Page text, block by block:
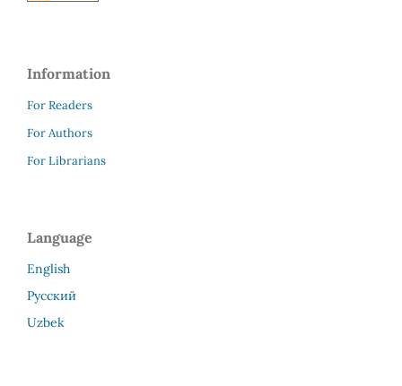
Information
For Readers
For Authors
For Librarians
Language
English
Русский
Uzbek